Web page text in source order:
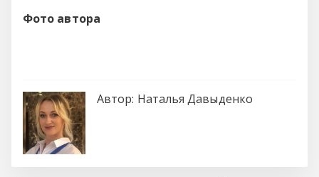
Фото автора
Автор: Наталья Давыденко